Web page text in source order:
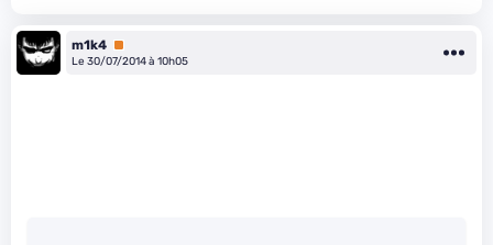
m1k4 Premium
Le 30/07/2014 à 10h05